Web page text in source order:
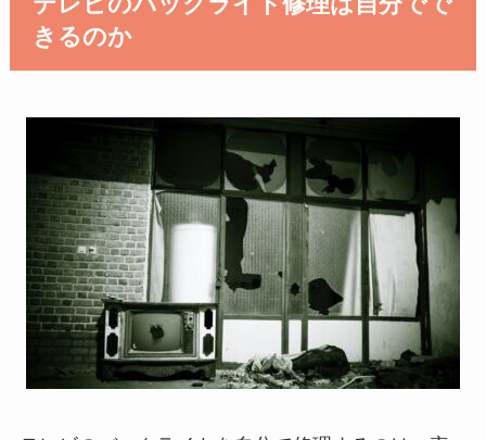
きるのか